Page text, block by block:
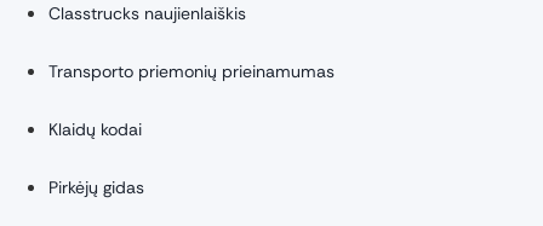
Classtrucks naujienlaiškis
Transporto priemonių prieinamumas
Klaidų kodai
Pirkėjų gidas